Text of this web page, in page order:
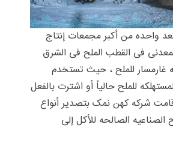
واحده من أکبر مجمعات إنتاج
فی القطب الملح فی الشرق
غارمسار للملح ، حیث تستخدم
للملح حالیاً أو اشترت بالفعل
شرکه کهن نمک بتصدیر أنواع
الصناعیه الصالحه للأکل إلى